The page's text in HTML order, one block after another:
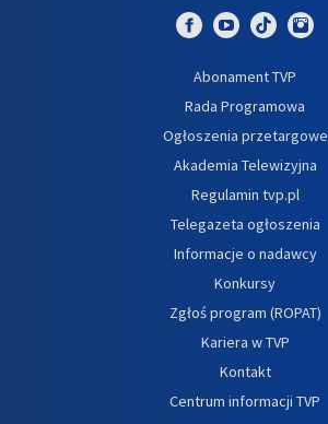
Abonament TVP
Rada Programowa
Ogłoszenia przetargowe
Akademia Telewizyjna
Regulamin tvp.pl
Telegazeta ogłoszenia
Informacje o nadawcy
Konkursy
Zgłoś program (ROPAT)
Kariera w TVP
Kontakt
Centrum informacji TVP